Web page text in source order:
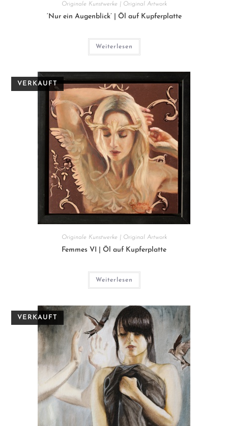
Originale Kunstwerke | Original Artwork
‘Nur ein Augenblick’ | Öl auf Kupferplatte
Weiterlesen
Originale Kunstwerke | Original Artwork
Femmes VI | Öl auf Kupferplatte
Weiterlesen